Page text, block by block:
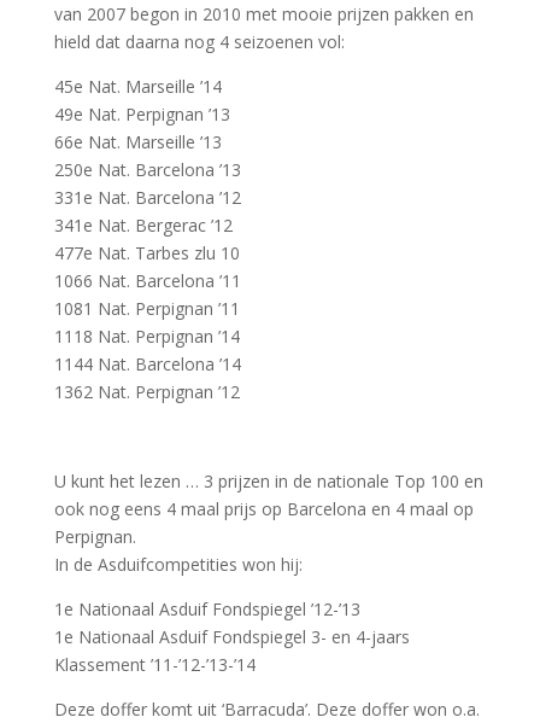
van 2007 begon in 2010 met mooie prijzen pakken en
hield dat daarna nog 4 seizoenen vol:
45e Nat. Marseille ’14
49e Nat. Perpignan ’13
66e Nat. Marseille ’13
250e Nat. Barcelona ’13
331e Nat. Barcelona ’12
341e Nat. Bergerac ’12
477e Nat. Tarbes zlu 10
1066 Nat. Barcelona ’11
1081 Nat. Perpignan ’11
1118 Nat. Perpignan ’14
1144 Nat. Barcelona ’14
1362 Nat. Perpignan ’12
U kunt het lezen … 3 prijzen in de nationale Top 100 en
ook nog eens 4 maal prijs op Barcelona en 4 maal op
Perpignan.
In de Asduifcompetities won hij:
1e Nationaal Asduif Fondspiegel ’12-’13
1e Nationaal Asduif Fondspiegel 3- en 4-jaars
Klassement ’11-’12-’13-’14
Deze doffer komt uit ‘Barracuda’. Deze doffer won o.a.